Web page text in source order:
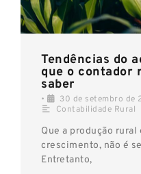
Tendências do
que o contador
saber
• 30 de setembro de
Contabilidade Rural
Que a produção rural
crescimento, não é
Entretanto,